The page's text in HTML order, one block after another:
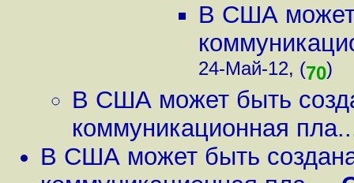
В США может
24-Май-12, (70)
В США может быть
коммуникационная
В США может быть